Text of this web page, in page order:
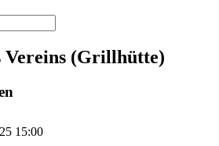
Vereins (Grillhütte)
15:00